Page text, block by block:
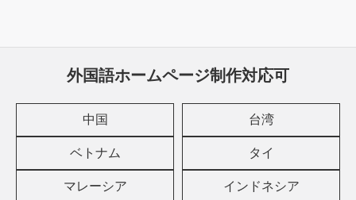
外国語ホームページ制作対応可
中国 台湾
ベトナム タイ
マレーシア インドネシア